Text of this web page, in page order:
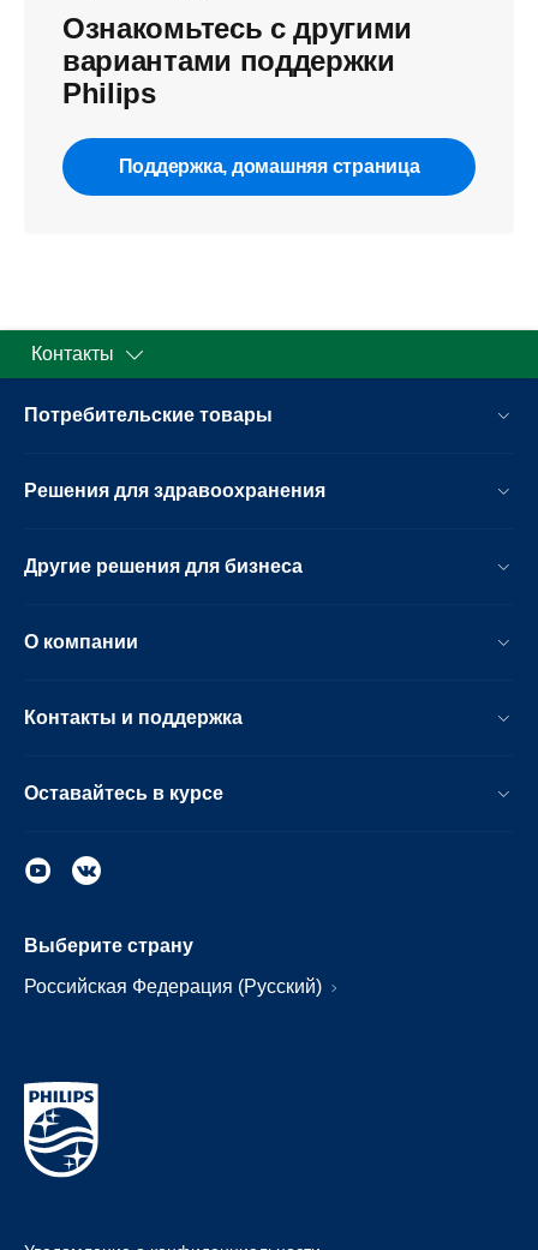
Ознакомьтесь с другими
вариантами поддержки
Philips
Поддержка, домашняя страница
Контакты
Потребительские товары
Решения для здравоохранения
Другие решения для бизнеса
О компании
Контакты и поддержка
Оставайтесь в курсе
Выберите страну
Российская Федерация (Русский)